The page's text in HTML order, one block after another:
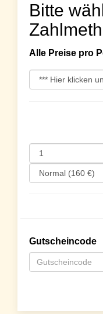
Bitte
Alle Preise pro
Gutscheincode